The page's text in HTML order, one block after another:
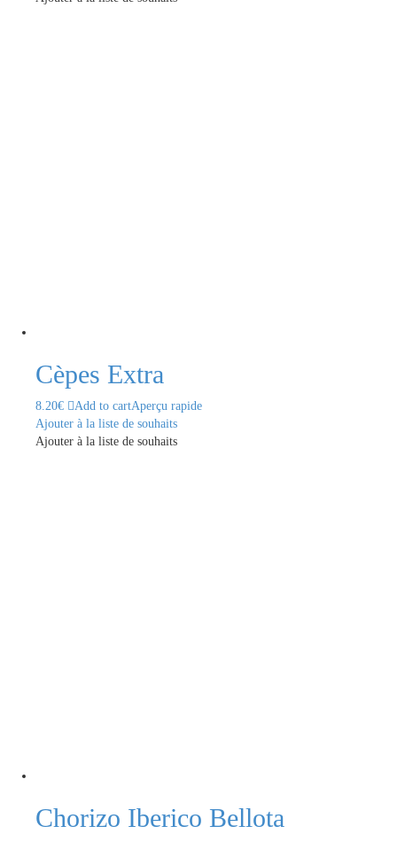
Cèpes Extra
8.20€ Add to cartAperçu rapide
Ajouter à la liste de souhaits
Ajouter à la liste de souhaits
Chorizo Iberico Bellota